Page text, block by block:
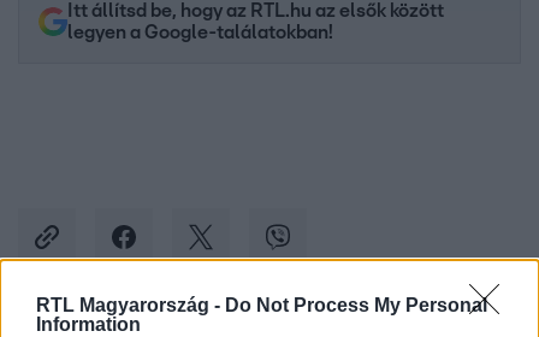
RTL Magyarország - Do Not Process My Personal
Information
Itt állítsd be, hogy az RTL.hu az elsők között
legyen a Google-találatokban!